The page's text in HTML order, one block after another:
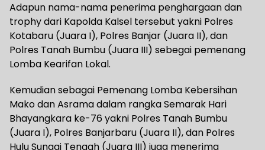
Adapun nama-nama penerima penghargaan dan
trophy dari Kapolda Kalsel tersebut yakni Polres
Kotabaru (Juara I), Polres Banjar (Juara II), dan
Polres Tanah Bumbu (Juara III) sebegai pemenang
Lomba Kearifan Lokal.
Kemudian sebagai Pemenang Lomba Kebersihan
Mako dan Asrama dalam rangka Semarak Hari
Bhayangkara ke-76 yakni Polres Tanah Bumbu
(Juara I), Polres Banjarbaru (Juara II), dan Polres
Hulu Sungai Tengah (Juara III) juga menerima